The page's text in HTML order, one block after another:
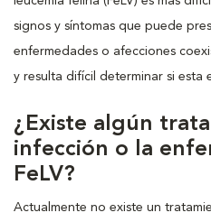
signos y síntomas que puede
enfermedades o afecciones
y resulta difícil determinar si esta
¿Existe algún
infección o la
FeLV?
Actualmente no existe un